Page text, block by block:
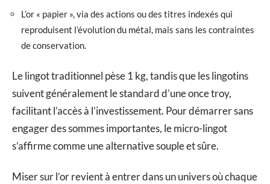
L’or « papier », via des actions ou des titres indexés qui
reproduisent l’évolution du métal, mais sans les contraintes
de conservation.
Le lingot traditionnel pèse 1 kg, tandis que les lingotins
suivent généralement le standard d’une once troy,
facilitant l’accès à l’investissement. Pour démarrer sans
engager des sommes importantes, le micro-lingot
s’affirme comme une alternative souple et sûre.
Miser sur l’or revient à entrer dans un univers où chaque